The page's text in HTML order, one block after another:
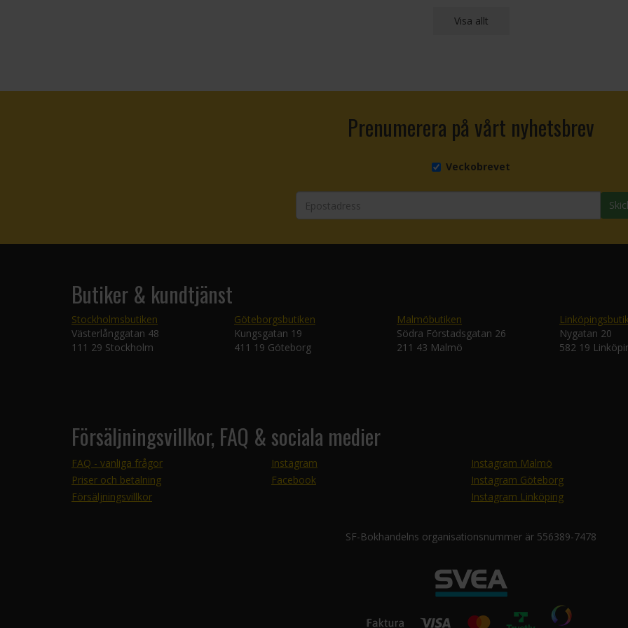
Visa allt
Prenumerera på vårt nyhetsbrev
Veckobrevet
Butiker & kundtjänst
Stockholmsbutiken
Västerlånggatan 48
111 29 Stockholm
Göteborgsbutiken
Kungsgatan 19
411 19 Göteborg
Malmöbutiken
Södra Förstadsgatan 26
211 43 Malmö
Nygatan 20
582 19
Försäljningsvillkor, FAQ & sociala medier
FAQ - vanliga frågor
Priser och betalning
Försäljningsvillkor
Instagram
Facebook
Instagram Malmö
Instagram Göteborg
Instagram Linköping
SF-Bokhandelns organisationsnummer är 556389-7478